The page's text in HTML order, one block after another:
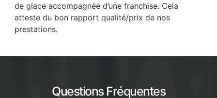
de glace accompagnée d’une franchise. Cela
atteste du bon rapport qualité/prix de nos
prestations.
Questions Fréquentes